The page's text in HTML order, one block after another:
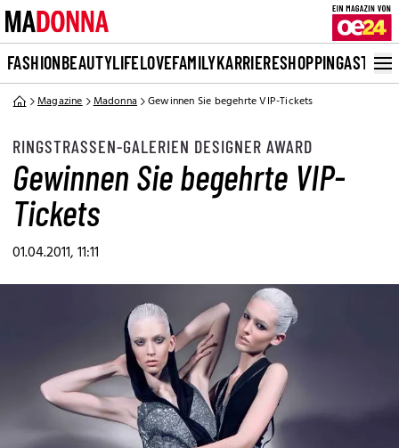
FASHIONBEAUTYLIFELOVEFAMILYKARRIERESHOPPINGASTRO
Magazine Madonna Gewinnen Sie begehrte VIP-Tickets
RINGSTRASSEN-GALERIEN DESIGNER AWARD
Gewinnen Sie begehrte VIP-
Tickets
01.04.2011, 11:11